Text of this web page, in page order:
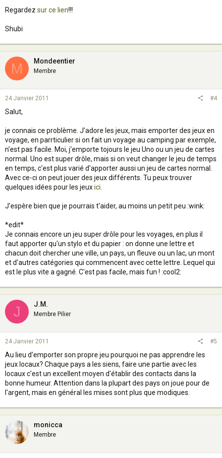
Regardez sur ce lien!!!
Shubi
M Mondeentier
Membre
24 Janvier 2011 #4
Salut,
je connais ce problème. J'adore les jeux, mais emporter des jeux en
voyage, en parrticulier si on fait un voyage au camping par exemple,
n'est pas facile. Moi, j'emporte tojours le jeu Uno ou un jeu de cartes
normal. Uno est super drôle, mais si on veut changer le jeu de temps
en temps, c'est plus varié d'apporter aussi un jeu de cartes normal.
Avec ce-ci on peut jouer des jeux différents. Tu peux trouver
quelques idées pour les jeuxici
J'espère bien que je pourrais t'aider, au moins un petit peu :wink:
*edit*
Je connais encore un jeu super drôle pour les voyages, en plus il
faut apporter qu'un stylo et du papier : on donne une lettre et
chacun doit chercher une ville, un pays, un fleuve ou un lac, un mont
et d'autres catégories qui commencent avec cette lettre. Lequel qui
est le plus vite a gagné. C'est pas facile, mais fun ! :cool2:
J J.M.
Membre Pilier
24 Janvier 2011 #5
Au lieu d'emporter son propre jeu pourquoi ne pas apprendre les
jeux locaux? Chaque pays a les siens, faire une partie avec les
locaux c'est un excellent moyen d'établir des contacts dans la
bonne humeur. Attention dans la plupart des pays on joue pour de
l'argent, mais en général les mises sont plus que modiques.
monicca
Membre